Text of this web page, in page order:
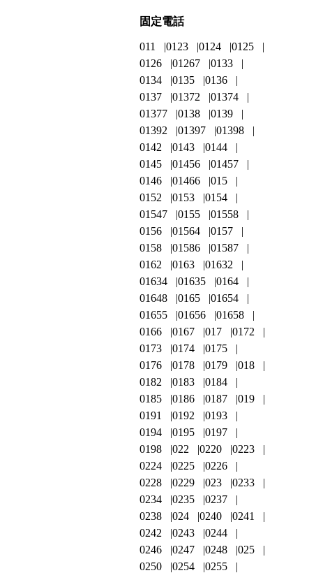
固定電話
011 0123 0124
0125
0126
01267
0133
0134
0135
0136
0137
01372
01374
01377
0138
0139
01392
01397
01398
0142
0143
0144
0145
01456
01457
0146
01466
015
0152
0153
0154
01547
0155
01558
0156
01564
0157
0158
01586
01587
0162
0163
01632
01634
01635
0164
01648
0165
01654
01655
01656
01658
0166
0167 017
0172
0173
0174
0175
0176
0178 0179
018
0182
0183
0184
0185
0186 0187
019
0191
0192
0193
0194
0195
0197
0198
022 0220
0223
0224
0225
0226
0228
0229 023
0233
0234
0235
0237
0238
024 0240
0241
0242
0243
0244
0246
0247 0248
025
0250
0254
0255